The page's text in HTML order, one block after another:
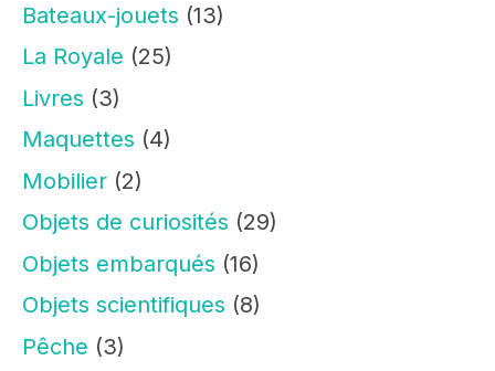
Bateaux-jouets (13)
La Royale (25)
Livres (3)
Maquettes (4)
Mobilier (2)
Objets de curiosités (29)
Objets embarqués (16)
Objets scientifiques (8)
Pêche (3)